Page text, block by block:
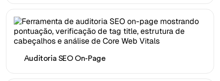
Auditoria SEO On-Page